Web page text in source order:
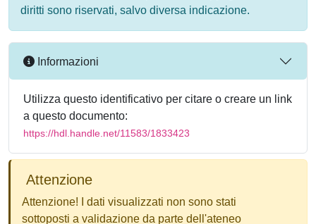
diritti sono riservati, salvo diversa indicazione.
Informazioni
Utilizza questo identificativo per citare o creare un link
a questo documento:
https://hdl.handle.net/11583/1833423
Attenzione
Attenzione! I dati visualizzati non sono stati
sottoposti a validazione da parte dell'ateneo